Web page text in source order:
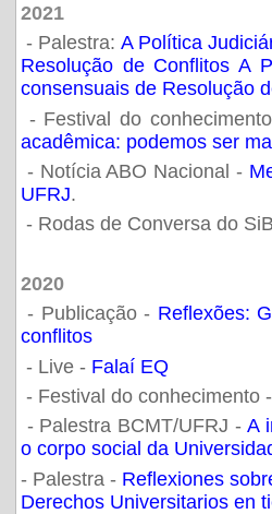
2021
- Palestra: A Política
Resolução de Conflitos A
consensuais de Resolução
- Festival do
acadêmica: podemos ser
- Notícia ABO Nacional -
UFRJ.
- Rodas de Conversa do
2020
- Publicação - Reflexões:
conflitos
- Live - Falaí EQ
- Festival do conhecimento
- Palestra BCMT/UFRJ -A
o corpo social da
- Palestra - Reflexiones
Derechos Universitarios en